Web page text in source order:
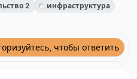
2
инфраструктура
чтобы ответить